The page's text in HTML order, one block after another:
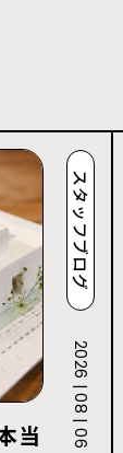
当
スタッフブログ
2026 | 08 | 06